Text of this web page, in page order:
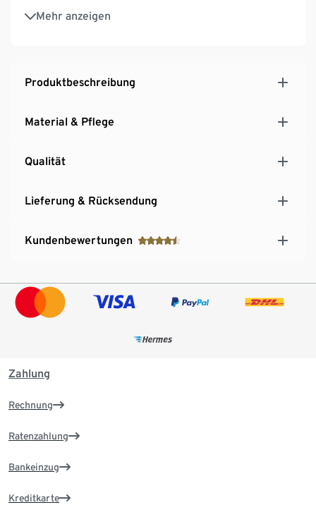
Mehr anzeigen
Abknöpfbare Kapuze und weiche Rippbündchen
Mit beschreibbarem Namensschild
Produktbeschreibung
Material & Pflege
Qualität
Lieferung & Rücksendung
Kundenbewertungen
Zahlung
Rechnung
Ratenzahlung
Bankeinzug
Kreditkarte